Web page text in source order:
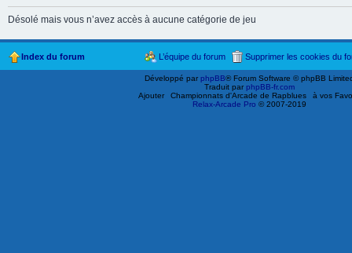
Désolé mais vous n’avez accès à aucune catégorie de jeu
Index du forum Supprimer les cookies du
L’équipe du forum
Développé parphpBB® Forum Software © phpBB
Traduit parphpBB-fr.com
Ajouter
Championnats d'Arcade de Rapblues
à vos
Relax-Arcade Pro © 2007-2019